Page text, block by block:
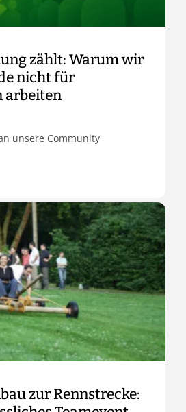
zählt: Warum wir
nicht für
arbeiten
unsere Community
zur Rennstrecke: